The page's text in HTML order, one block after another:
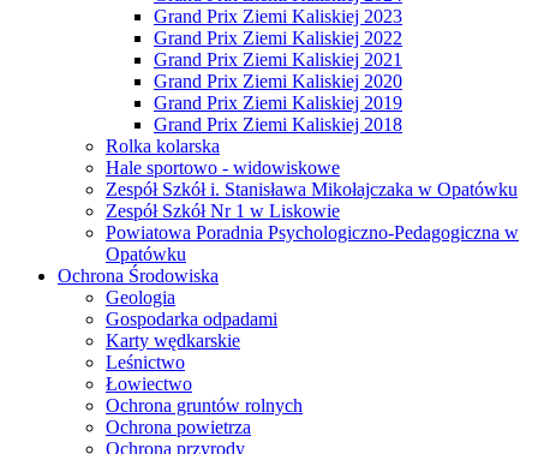
Grand Prix Ziemi Kaliskiej 2023
Grand Prix Ziemi Kaliskiej 2022
Grand Prix Ziemi Kaliskiej 2021
Grand Prix Ziemi Kaliskiej 2020
Grand Prix Ziemi Kaliskiej 2019
Grand Prix Ziemi Kaliskiej 2018
Rolka kolarska
Hale sportowo - widowiskowe
Zespół Szkół i. Stanisława Mikołajczaka w Opatówku
Zespół Szkół Nr 1 w Liskowie
Powiatowa Poradnia Psychologiczno-Pedagogiczna w
Opatówku
Ochrona Środowiska
Geologia
Gospodarka odpadami
Karty wędkarskie
Leśnictwo
Łowiectwo
Ochrona gruntów rolnych
Ochrona powietrza
Ochrona przyrody